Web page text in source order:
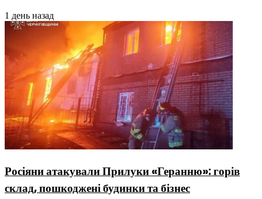
1 день назад
Росіяни атакували Прилуки «Геранню»: горів
склад, пошкоджені будинки та бізнес